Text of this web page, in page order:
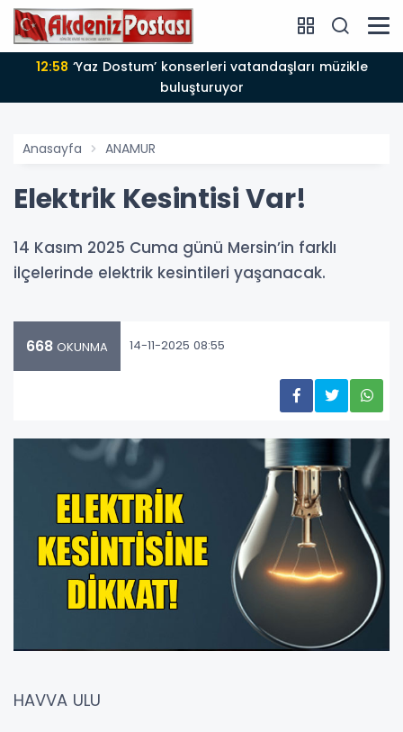
12:58
buluşturuyor
Anasayfa ANAMUR
Elektrik Kesintisi Var!
14 Kasım 2025 Cuma günü Mersin’in farklı
ilçelerinde elektrik kesintileri yaşanacak.
668 OKUNMA 14-11-2025 08:55
HAVVA ULU